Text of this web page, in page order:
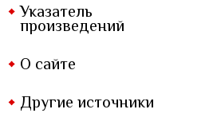
Указатель
произведений
О сайте
Другие источники